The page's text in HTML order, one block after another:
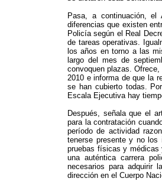
Pasa, a continuación,
diferencias que existen
Policía según el Real
de tareas operativas.
los años en torno a las
largo del mes de
convoquen plazas.
2010 e informa de que la
se han cubierto todas.
Escala Ejecutiva hay
Después, señala que el
para la contratación
período de actividad
tenerse presente y no los
pruebas físicas y médicas
una auténtica carrera
necesarios para adquirir
dirección en el Cuerpo